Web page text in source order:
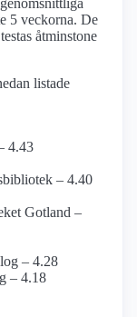
5 veckorna. De
åtminstone
listade
4.43
– 4.40
Gotland –
– 4.28
– 4.18